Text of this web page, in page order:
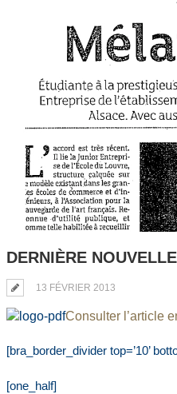
DERNIÈRE
13 FÉVRIER 2013
Consulter l’article
[bra_border_divider top=’10’
[one_half]